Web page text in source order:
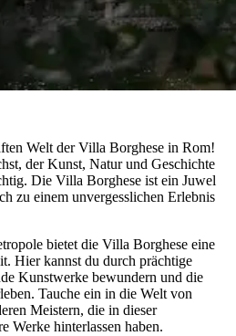
Welt der Villa Borghese in Rom!
der Kunst, Natur und Geschichte
Die Villa Borghese ist ein Juwel
zu einem unvergesslichen Erlebnis
bietet die Villa Borghese eine
Hier kannst du durch prächtige
Kunstwerke bewundern und die
Tauche ein in die Welt von
Meistern, die in dieser
Werke hinterlassen haben.